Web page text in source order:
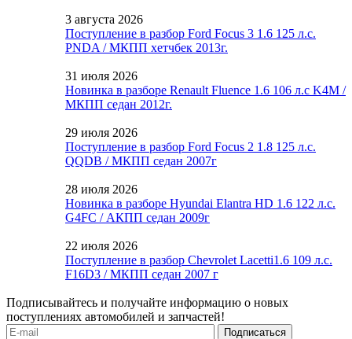
3 августа 2026
Поступление в разбор Ford Focus 3 1.6 125 л.с.
PNDA / МКПП хетчбек 2013г.
31 июля 2026
Новинка в разборе Renault Fluence 1.6 106 л.с K4M /
МКПП седан 2012г.
29 июля 2026
Поступление в разбор Ford Focus 2 1.8 125 л.с.
QQDB / МКПП седан 2007г
28 июля 2026
Новинка в разборе Hyundai Elantra HD 1.6 122 л.с.
G4FC / АКПП седан 2009г
22 июля 2026
Поступление в разбор Chevrolet Lacetti1.6 109 л.с.
F16D3 / МКПП седан 2007 г
Подписывайтесь и получайте информацию о новых
поступлениях автомобилей и запчастей!